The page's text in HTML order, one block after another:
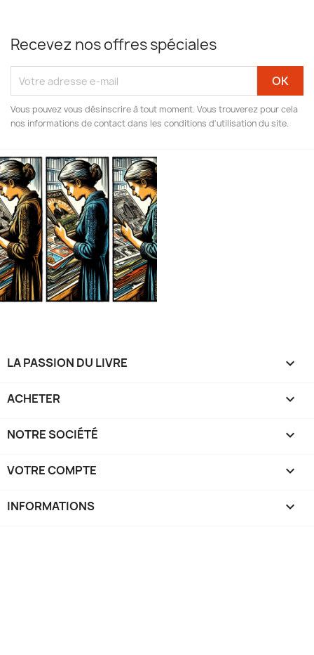
Recevez nos offres spéciales
Vous pouvez vous désinscrire à tout moment. Vous trouverez pour cela
nos informations de contact dans les conditions d'utilisation du site.
LA PASSION DU LIVRE 
ACHETER 
NOTRE SOCIÉTÉ 
VOTRE COMPTE 
INFORMATIONS keyboard_arrow_down